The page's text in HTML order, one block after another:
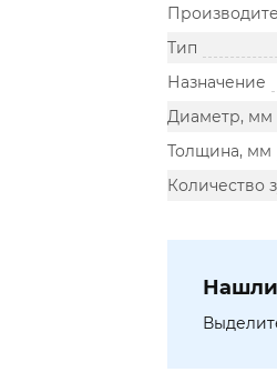
Тип
Назначение
Диаметр, мм
Толщина, мм
Количество